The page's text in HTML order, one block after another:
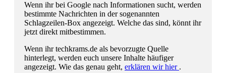
Wenn ihr bei Google nach Informationen sucht, werden
bestimmte Nachrichten in der sogenannten
Schlagzeilen-Box angezeigt. Welche das sind, könnt ihr
jetzt direkt mitbestimmen.
Wenn ihr techkrams.de als bevorzugte Quelle
hinterlegt, werden euch unsere Inhalte häufiger
angezeigt. Wie das genau geht, erklären wir hier .